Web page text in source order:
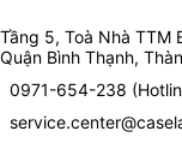
Tầng 5, Toà Nhà TTM
Quận Bình Thạnh,
0971-654-238